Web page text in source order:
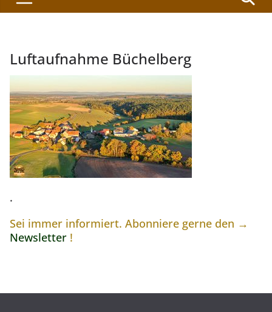
Luftaufnahme Büchelberg
.
Sei immer informiert. Abonniere gerne den →
Newsletter !